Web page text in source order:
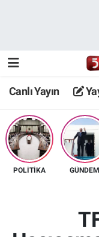
Canlı Yayın
POLİTİKA GÜNDEM
TV 5 Ekranı